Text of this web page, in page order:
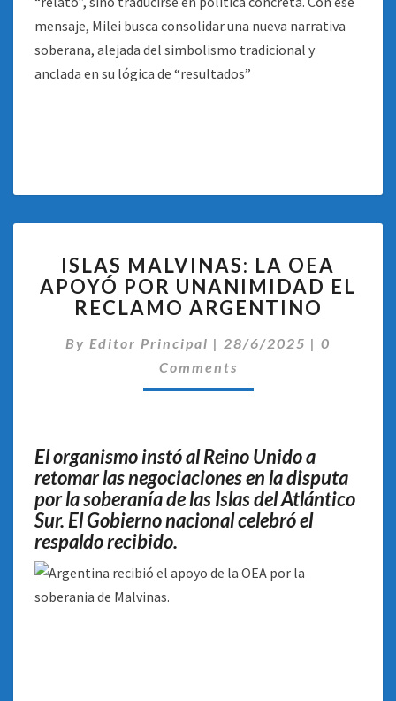
mensaje, Milei busca consolidar una nueva narrativa
soberana, alejada del simbolismo tradicional y
anclada en su lógica de “resultados”
MALVINAS:
LA
OEA
POR
UNANIMIDAD
ISLAS MALVINAS: LA OEA
APOYÓ POR UNANIMIDAD EL
RECLAMO ARGENTINO
By Editor Principal | 28/6/2025 | 0
Comments
El organismo instó al Reino Unido a
retomar las negociaciones en la disputa
por la soberanía de las Islas del Atlántico
Sur. El Gobierno nacional celebró el
respaldo recibido.